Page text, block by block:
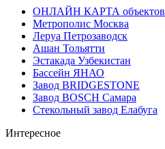
ОНЛАЙН КАРТА объектов
Метрополис Москва
Леруа Петрозаводск
Ашан Тольятти
Эстакада Узбекистан
Бассейн ЯНАО
Завод BRIDGESTONE
Завод BOSCH Самара
Стекольный завод Елабуга
Интересное